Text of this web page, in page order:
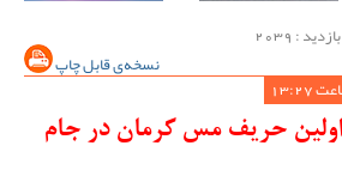
نسخه‌ی قابل چاپ
حریف مس کرمان در جام